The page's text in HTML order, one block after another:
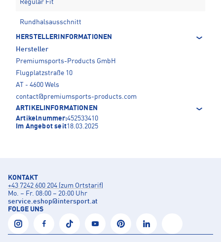
Regular Fit
Rundhalsausschnitt
HERSTELLERINFORMATIONEN
Hersteller
Premiumsports-Products GmbH
Flugplatzstraße 10
AT - 4600 Wels
contact@premiumsports-products.com
ARTIKELINFORMATIONEN
Artikelnummer:452533410
Im Angebot seit18.03.2025
KONTAKT
+43 7242 600 204 (zum Ortstarif)
Mo. – Fr. 08:00 – 20:00 Uhr
service.eshop@intersport.at
FOLGE UNS